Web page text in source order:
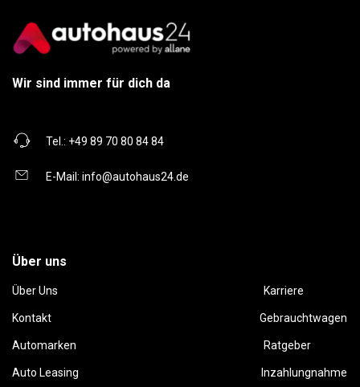
Wir sind immer für dich da
Tel.: +49 89 70 80 84 84
E-Mail: info@autohaus24.de
Über uns
Über Uns Karriere
Kontakt Gebrauchtwagen
Automarken Ratgeber
Auto Leasing Inzahlungnahme